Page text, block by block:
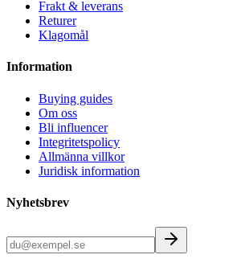
Frakt & leverans
Returer
Klagomål
Information
Buying guides
Om oss
Bli influencer
Integritetspolicy
Allmänna villkor
Juridisk information
Nyhetsbrev